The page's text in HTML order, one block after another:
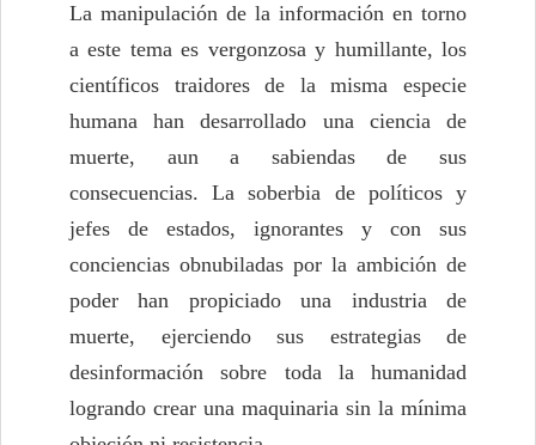
La manipulación de la información en torno
a este tema es vergonzosa y humillante, los
científicos traidores de la misma especie
humana han desarrollado una ciencia de
muerte, aun a sabiendas de sus
consecuencias. La soberbia de políticos y
jefes de estados, ignorantes y con sus
conciencias obnubiladas por la ambición de
poder han propiciado una industria de
muerte, ejerciendo sus estrategias de
desinformación sobre toda la humanidad
logrando crear una maquinaria sin la mínima